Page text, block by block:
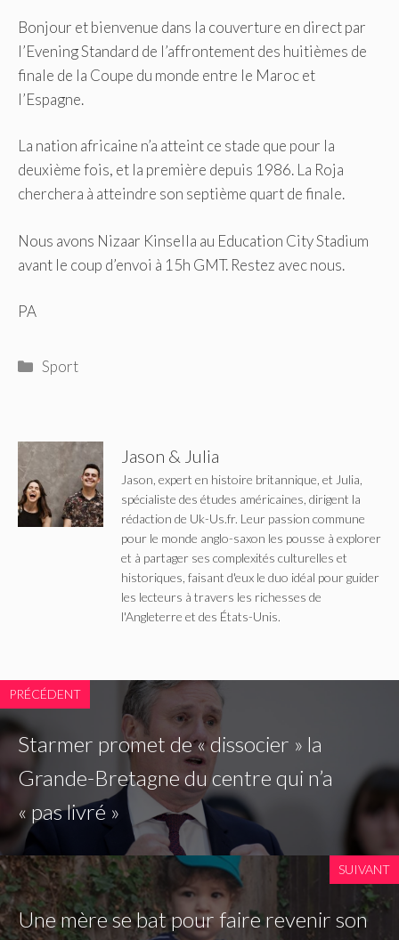
Bonjour et bienvenue dans la couverture en direct par
l’Evening Standard de l’affrontement des huitièmes de
finale de la Coupe du monde entre le Maroc et
l’Espagne.
La nation africaine n’a atteint ce stade que pour la
deuxième fois, et la première depuis 1986. La Roja
cherchera à atteindre son septième quart de finale.
Nous avons Nizaar Kinsella au Education City Stadium
avant le coup d’envoi à 15h GMT. Restez avec nous.
PA
Catégories
Sport
Jason & Julia
Jason, expert en histoire britannique, et Julia,
spécialiste des études américaines, dirigent la
rédaction de Uk-Us.fr. Leur passion commune
pour le monde anglo-saxon les pousse à explorer
et à partager ses complexités culturelles et
historiques, faisant d'eux le duo idéal pour guider
les lecteurs à travers les richesses de
l'Angleterre et des États-Unis.
PRÉCÉDENT
Starmer promet de « dissocier » la
Grande-Bretagne du centre qui n’a
« pas livré »
SUIVANT
Une mère se bat pour faire revenir son